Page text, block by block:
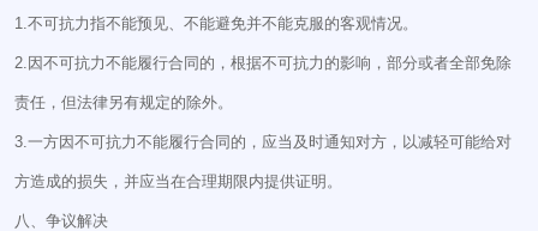
1.不可抗力指不能预见、不能避免并不能克服的客观情况。
2.因不可抗力不能履行合同的，根据不可抗力的影响，部分或者全部免除
责任，但法律另有规定的除外。
3.一方因不可抗力不能履行合同的，应当及时通知对方，以减轻可能给对
方造成的损失，并应当在合理期限内提供证明。
八、争议解决